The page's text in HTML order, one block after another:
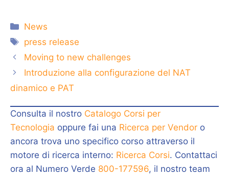
Categorie
News
Tag
press release
Moving to new challenges
Introduzione alla configurazione del NAT
dinamico e PAT
Consulta il nostro Catalogo Corsi per
Tecnologia oppure fai una Ricerca per Vendor o
ancora trova uno specifico corso attraverso il
motore di ricerca interno: Ricerca Corsi. Contattaci
ora al Numero Verde 800-177596, il nostro team